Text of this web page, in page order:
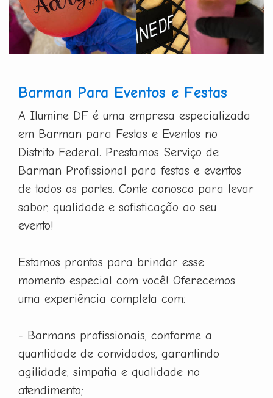
Barman Para Eventos e Festas
A Ilumine DF é uma empresa especializada
em Barman para Festas e Eventos no
Distrito Federal. Prestamos Serviço de
Barman Profissional para festas e eventos
de todos os portes. Conte conosco para levar
sabor, qualidade e sofisticação ao seu
evento!
Estamos prontos para brindar esse
momento especial com você! Oferecemos
uma experiência completa com:
- Barmans profissionais, conforme a
quantidade de convidados, garantindo
agilidade, simpatia e qualidade no
atendimento;